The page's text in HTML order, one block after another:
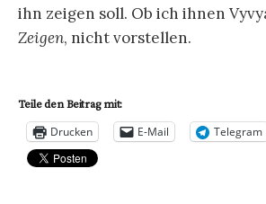
ihn zeigen soll. Ob ich ihnen
Zeigen, nicht vorstellen.
Teile den Beitrag mit:
Drucken E-Mail Telegram